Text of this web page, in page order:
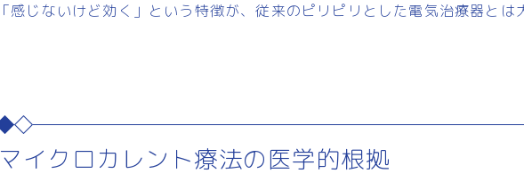
「感じないけど効く」という特徴が、従来のピリピリとした電気治療器とは
マイクロカレント療法の医学的根拠